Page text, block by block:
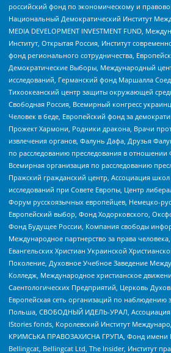
российский фонд по экономическому и
Национальный Демократический Институт
MEDIA DEVELOPMENT INVESTMENT FUND,
Институт, Открытая Россия, Институт
фонд регионального сотрудничества,
Демократические Выборы, Международный
исследований, Германский фонд Маршалла
Тихоокеанский центр защиты окружающей
Свободная Россия, Всемирный конгресс
Человек в беде, Европейский фонд за
Прожект Хармони, Родники дракона, Врачи
извлечения органов, Фалунь Дафа, Друзья
по расследованию преследования в отношении
Всемирная организация по расследованию
Пражский гражданский центр, Ассоциация
исследований при Совете Европы, Центр
Форум русскоязычных европейцев, Немецко-
Европейский выбор, Фонд Ходорковского,
Фонд Будущее России, Компания свободы
Международное партнерство за права
Евангельских Христиан Украинской
Поколение, Духовное Учебное Заведение
Колледж, Международное христианское
Саентологических Предприятий, Церковь
Европейская сеть организаций по наблюдению
Польша, СВОБОДНЫЙ ИДЕЛЬ-УРАЛ, Ассоциация
IStories fonds, Королевский Институт
КРИМСЬКА ПРАВОЗАХИСНА ГРУПА, Фонд имени
Bellingcat, Bellingcat Ltd, The Insider, Институт